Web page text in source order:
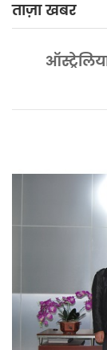
ताज़ा खबर